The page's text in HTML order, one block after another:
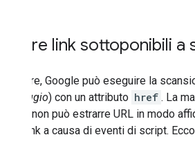
Creare link sottoponibili a
In genere, Google può eseguire la
ancoraggio) con un attributo href . La
Google non può estrarre URL in modo
come link a causa di eventi di script.